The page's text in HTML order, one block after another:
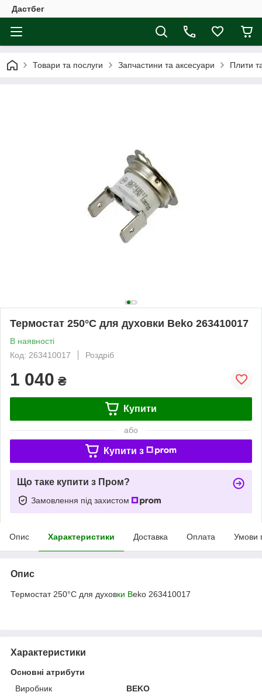
Дастбег
Товари та послуги Запчастини та аксесуари Плити
Термостат 250°C для духовки Beko 263410017
В наявності
Код: 263410017
Роздріб
1 040 ₴
Купити
або
Купити з
Що таке купити з Пром?
Замовлення під захистом
Опис Характеристики Доставка Оплата Умови
Опис
Термостат 250°C для духовки Beko 263410017
Характеристики
Основні атрибути
Виробник
BEKO